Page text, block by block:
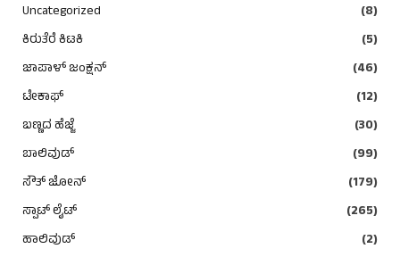
Uncategorized
(8)
ಕಿರುತೆರೆ ಕಿಟಕಿ
(5)
ಜಾಪಾಳ್ ಜಂಕ್ಷನ್
(46)
ಟೇಕಾಫ್
(12)
ಬಣ್ಣದ ಹೆಜ್ಜೆ
(30)
ಬಾಲಿವುಡ್
(99)
ಸೌತ್ ಜೋನ್
(179)
ಸ್ಪಾಟ್ ಲೈಟ್
(265)
ಹಾಲಿವುಡ್
(2)